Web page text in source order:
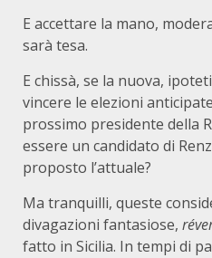
E accettare la mano,
sarà tesa.
E chissà, se la nuova,
vincere le elezioni
prossimo presidente della
essere un candidato di
proposto l’attuale?
Ma tranquilli, queste
divagazioni fantasiose,
fatto in Sicilia. In tempi di